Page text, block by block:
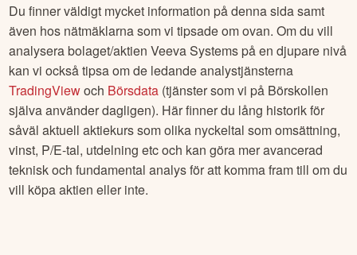
Du finner väldigt mycket information på denna sida samt
även hos nätmäklarna som vi tipsade om ovan. Om du vill
analysera bolaget/aktienVeeva Systems på en djupare nivå
kan vi också tipsa om de ledande analystjänsterna
TradingViewoch Börsdata (tjänster som vi på Börskollen
själva använder dagligen). Här finner du lång historik för
såväl aktuell aktiekurs som olika nyckeltal som omsättning,
vinst, P/E-tal, utdelning etc och kan göra mer avancerad
teknisk och fundamental analys för att komma fram till om du
vill köpa aktien eller inte.